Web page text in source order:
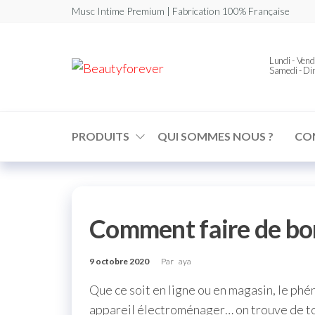
Musc Intime Premium | Fabrication 100% Française
Beautyforever
Lundi -
Samedi -
PRODUITS QUI SOMMES NOUS ?
Comment faire de
9 octobre 2020 Par aya
Que ce soit en ligne ou en magasin, le
appareil électroménager… on trouve de